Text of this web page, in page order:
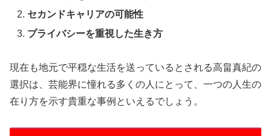
セカンドキャリアの可能性
プライバシーを重視した生き方
現在も地元で平穏な生活を送っているとされる高畠真紀の
選択は、芸能界に憧れる多くの人にとって、一つの人生の
在り方を示す貴重な事例といえるでしょう。